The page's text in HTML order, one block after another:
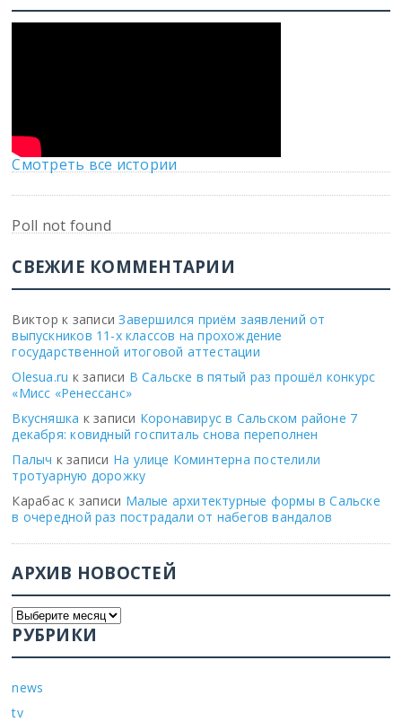
Смотреть все истории
Poll not found
СВЕЖИЕ КОММЕНТАРИИ
Виктор к записиЗавершился приём заявлений от
выпускников 11-х классов на прохождение
государственной итоговой аттестации
Olesua.ru к записи В Сальске в пятый раз прошёл конкурс
«Мисс «Ренессанс»
Вкусняшка к записи Коронавирус в Сальском районе 7
декабря: ковидный госпиталь снова переполнен
Палыч к записи На улице Коминтерна постелили
тротуарную дорожку
Карабас к записи Малые архитектурные формы в Сальске
в очередной раз пострадали от набегов вандалов
АРХИВ НОВОСТЕЙ
РУБРИКИ
news
tv